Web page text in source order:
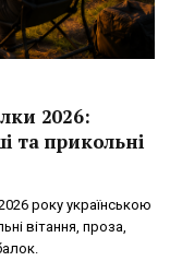
2026:
та прикольні
року українською
вітання, проза,